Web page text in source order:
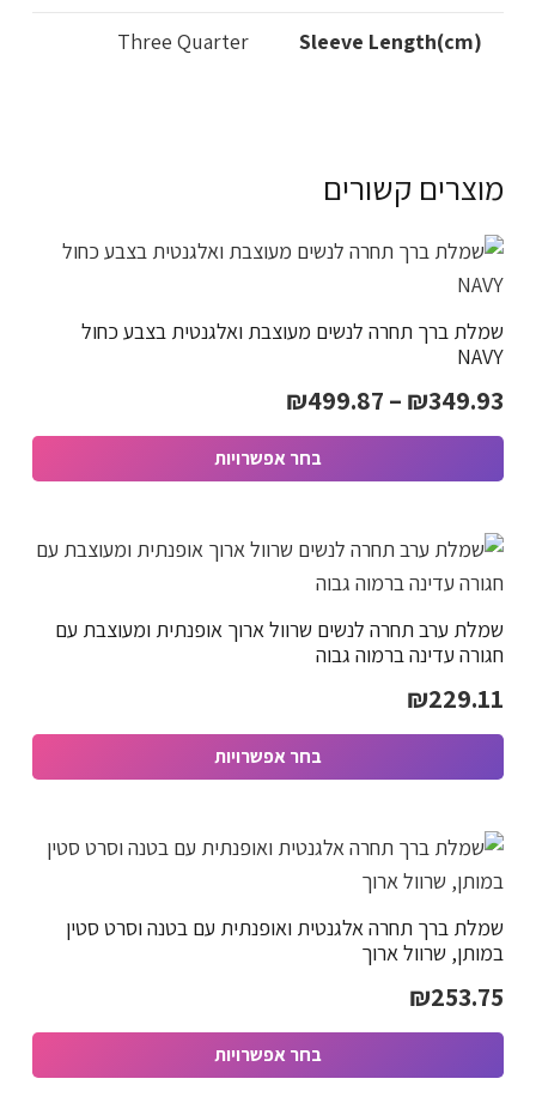
Sleeve Length(cm)
Three Quarter
מוצרים קשורים
שמלת ברך תחרה לנשים מעוצבת ואלגנטית בצבע כחול
NAVY
₪349.93
–
₪499.87
מחירים:
בחר אפשרויות
זה
מספר
סוגים.
ניתן
לבחור
את
המוצר
שמלת ערב תחרה לנשים שרוול ארוך אופנתית ומעוצבת עם
חגורה עדינה ברמוה גבוה
₪229.11
בחר אפשרויות
זה
מספר
סוגים.
ניתן
לבחור
את
שמלת ברך תחרה אלגנטית ואופנתית עם בטנה וסרט סטין
במותן, שרוול ארוך
₪253.75
בחר אפשרויות